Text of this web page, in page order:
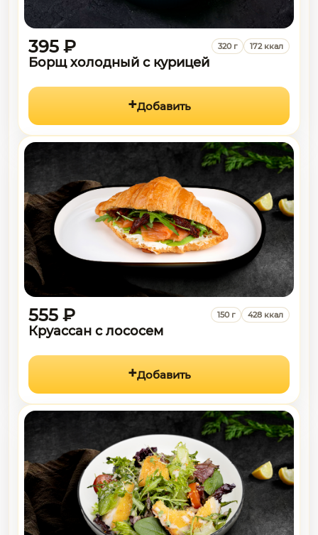
395 ₽ 320 г 172 ккал
Борщ холодный с курицей
Добавить
555 ₽ 150 г 428 ккал
Круассан с лососем
Добавить